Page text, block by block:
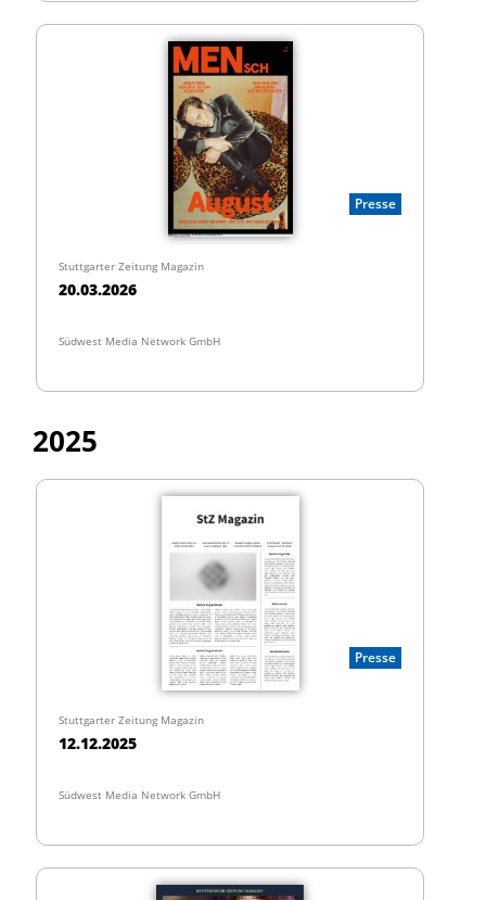
Presse
Stuttgarter Zeitung Magazin
20.03.2026
Südwest Media Network GmbH
2025
Presse
Stuttgarter Zeitung Magazin
12.12.2025
Südwest Media Network GmbH